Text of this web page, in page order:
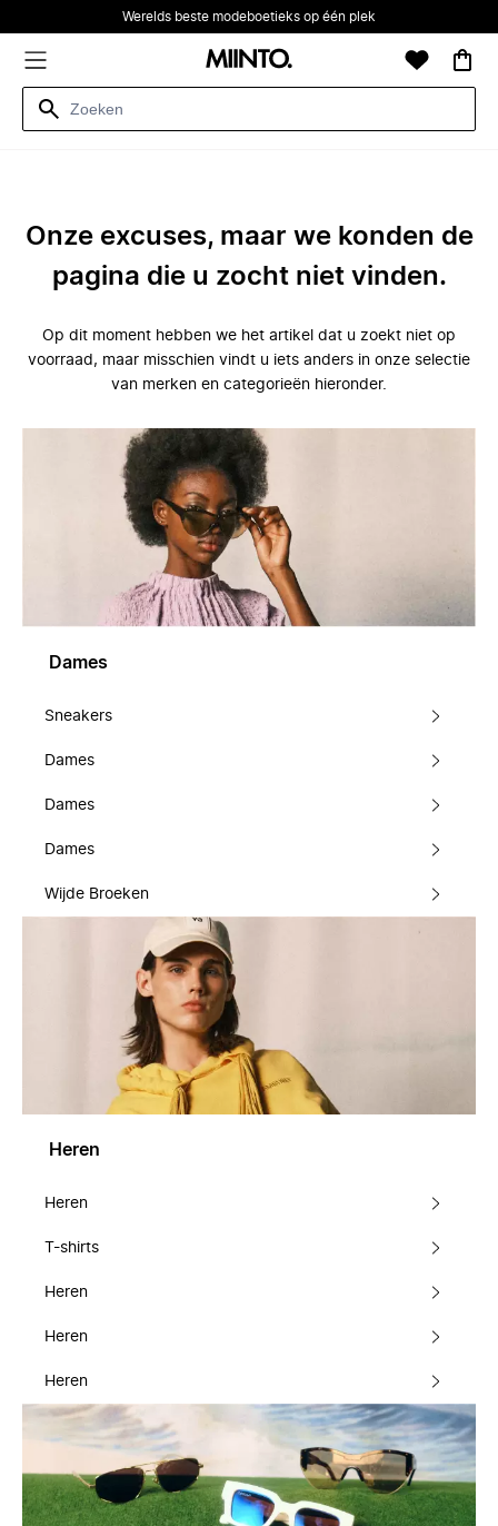
Werelds beste modeboetieks op één plek
Onze excuses, maar we konden de
pagina die u zocht niet vinden.
Op dit moment hebben we het artikel dat u zoekt niet op
voorraad, maar misschien vindt u iets anders in onze selectie
van merken en categorieën hieronder.
Dames
Sneakers
Dames
Dames
Dames
Wijde Broeken
Heren
Heren
T-shirts
Heren
Heren
Heren